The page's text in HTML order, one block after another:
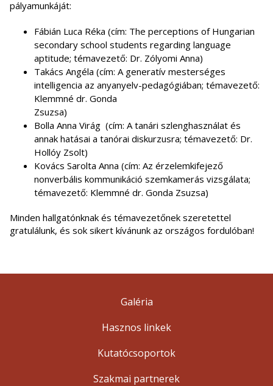
pályamunkáját:
Fábián Luca Réka (cím: The perceptions of Hungarian
secondary school students regarding language
aptitude; témavezető: Dr. Zólyomi Anna)
Takács Angéla (cím: A generatív mesterséges
intelligencia az anyanyelv-pedagógiában; témavezető:
Klemmné dr. Gonda
Zsuzsa)
Bolla Anna Virág (cím: A tanári szlenghasználat és
annak hatásai a tanórai diskurzusra; témavezető: Dr.
Hollóy Zsolt)
Kovács Sarolta Anna (cím: Az érzelemkifejező
nonverbális kommunikáció szemkamerás vizsgálata;
témavezető: Klemmné dr. Gonda Zsuzsa)
Minden hallgatónknak és témavezetőnek szeretettel
gratulálunk, és sok sikert kívánunk az országos fordulóban!
Galéria
Hasznos linkek
Kutatócsoportok
Szakmai partnerek